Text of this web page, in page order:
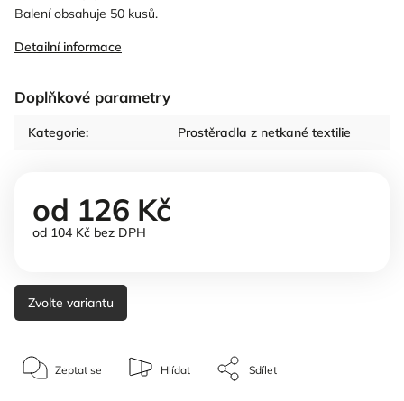
Balení obsahuje 50 kusů.
Detailní informace
Doplňkové parametry
Kategorie: Prostěradla z netkané textilie
od 126 Kč
od 104 Kč bez DPH
Zvolte variantu
Zeptat se Hlídat Sdílet